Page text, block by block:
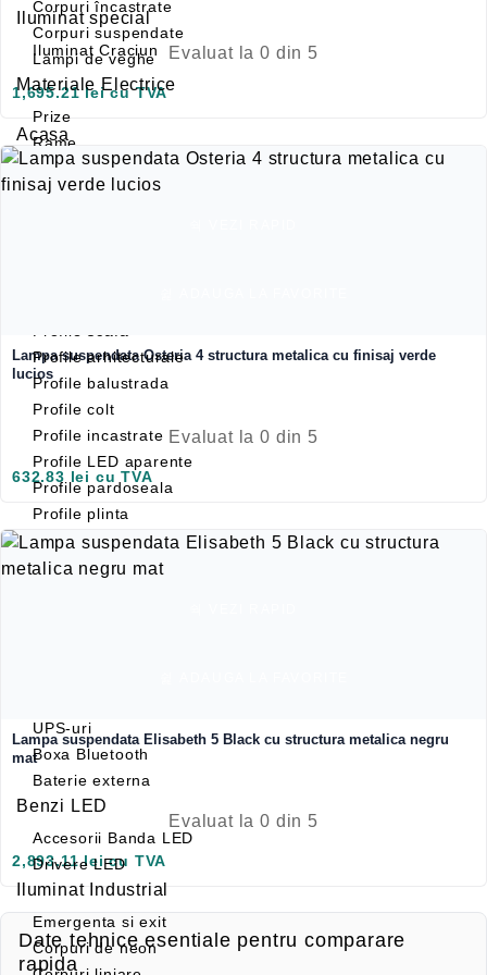
Corpuri încastrate
Corpuri suspendate
Lampi de veghe
Materiale Electrice
Prize
Rame
Intrerupatoare
Panou Sticla
Profile arhitecturale
Profile balustrada
Profile colt
Profile incastrate
Profile LED aparente
Profile pardoseala
Profile plinta
Profile rotunde
Profile scari
UPS-uri
Boxa Bluetooth
Baterie externa
Benzi LED
Accesorii Banda LED
Drivere LED
Iluminat Industrial
Emergenta si exit
Corpuri de neon
Iluminat special
Iluminat Craciun
Acasa
Iluminat Craciun
Contact
Evaluat la0 din 5
1,695.21lei cu TVA
Lampa suspendata Osteria 4 structura metalica cu finisaj verde
lucios
Evaluat la0 din 5
632.83 lei cu TVA
Lampa suspendata Elisabeth 5 Black cu structura metalica negru
mat
Evaluat la0 din 5
2,893.11lei cu TVA
Date tehnice esentiale pentru comparare
rapida